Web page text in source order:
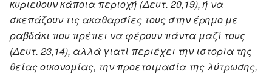
κυριεύουν κάποια περιοχή (Δευτ. 20,19), ή να
σκεπάζουν τις ακαθαρσίες τους στην έρημο με
ραβδάκι που πρέπει να φέρουν πάντα μαζί τους
(Δευτ. 23,14), αλλά γιατί περιέχει την ιστορία της
θείας οικονομίας, την προετοιμασία της λύτρωσης,